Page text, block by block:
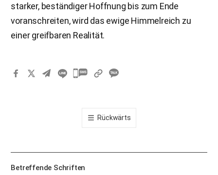
starker, beständiger Hoffnung bis zum Ende
voranschreiten, wird das ewige Himmelreich zu
einer greifbaren Realität.
카
톡
공
기
Rückwärts
Betreffende Schriften